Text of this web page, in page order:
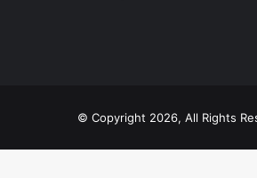
© Copyright 2026, All Rights